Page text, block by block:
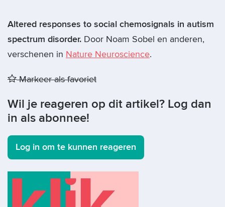
Altered responses to social chemosignals in autism
spectrum disorder. Door Noam Sobel en anderen,
verschenen in Nature Neuroscience.
Markeer als favoriet
Wil je reageren op dit artikel? Log dan
in als abonnee!
Log in om te kunnen reageren